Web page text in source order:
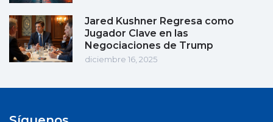
Jared Kushner Regresa como
Jugador Clave en las
Negociaciones de Trump
diciembre 16, 2025